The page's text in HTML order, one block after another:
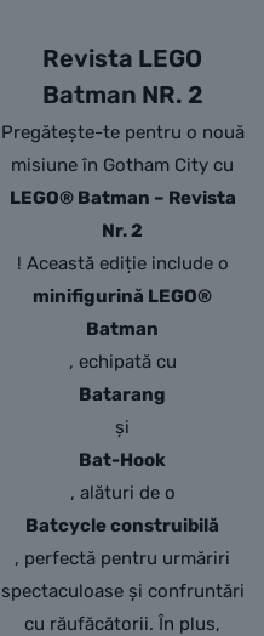
Revista LEGO
Batman NR. 2
Pregătește-te pentru o nouă
misiune în Gotham City cu
LEGO® Batman – Revista
Nr. 2
! Această ediție include o
minifigurină LEGO®
Batman
, echipată cu
Batarang
și
Bat-Hook
, alături de o
Batcycle construibilă
, perfectă pentru urmăriri
spectaculoase și confruntări
cu răufăcătorii. În plus,